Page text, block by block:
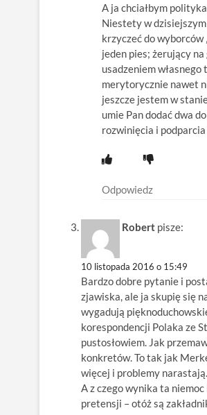
A ja chciałbym
Niestety w
krzyczeć do wyborców
jeden pies; żerujący
usadzeniem
merytorycznie nawet
jeszcze jestem w
umie Pan dodać dwa
rozwinięcia i
Odpowiedz
Robert pisze:
10 listopada 2016 o 15:49
Bardzo dobre pytanie i
zjawiska, ale ja skupię się
wygadują
korespondencji Polaka ze
pustosłowiem. Jak
konkretów. To tak jak
więcej i problemy
A z czego wynika ta
pretensji – otóż są